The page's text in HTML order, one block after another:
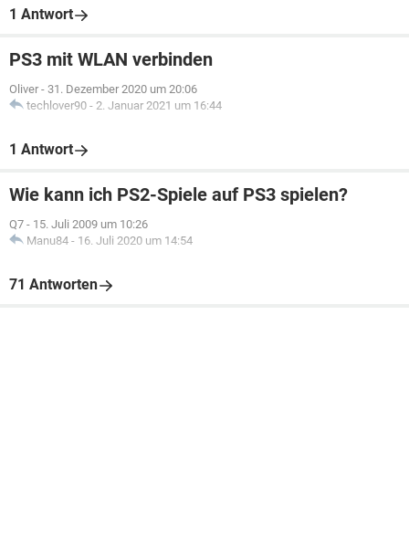
1 Antwort
PS3 mit WLAN verbinden
Oliver - 31. Dezember 2020 um 20:06
techlover90 - 2. Januar 2021 um 16:44
1 Antwort
Wie kann ich PS2-Spiele auf PS3 spielen?
Q7 - 15. Juli 2009 um 10:26
Manu84 - 16. Juli 2020 um 14:54
71 Antworten